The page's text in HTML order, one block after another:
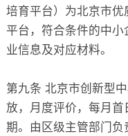
培育平台）为北京市
平台，符合条件的中
业信息及对应材料。
第九条 北京市创新型
放，月度评价，每月首
期。由区级主管部门负